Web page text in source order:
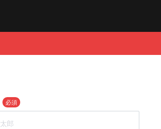
必須